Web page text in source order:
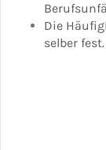
Die
selber fest.